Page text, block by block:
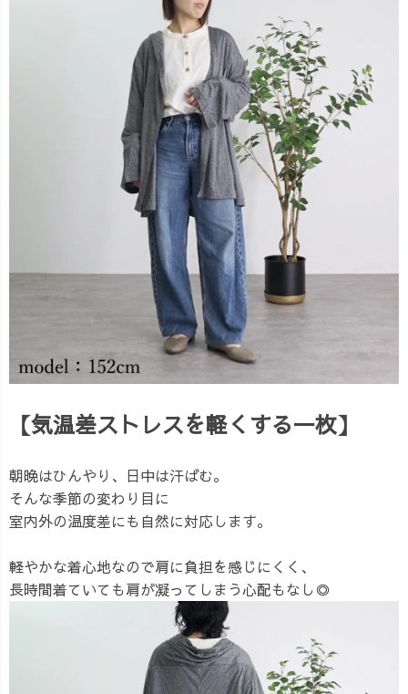
【気温差ストレスを軽くする一枚】
朝晩はひんやり、日中は汗ばむ。
そんな季節の変わり目に
室内外の温度差にも自然に対応します。
軽やかな着心地なので肩に負担を感じにくく、
長時間着ていても肩が凝ってしまう心配もなし◎